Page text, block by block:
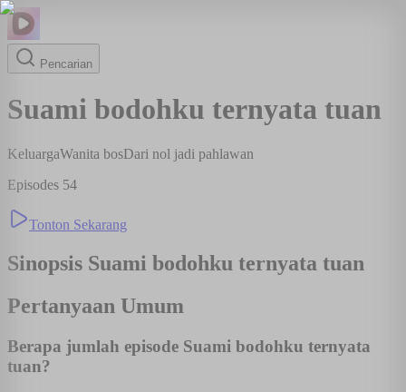
Pencarian
Suami bodohku ternyata tuan
KeluargaWanita bosDari nol jadi pahlawan
Episodes 54
Tonton Sekarang
Sinopsis Suami bodohku ternyata tuan
Pertanyaan Umum
Berapa jumlah episode Suami bodohku ternyata
tuan?